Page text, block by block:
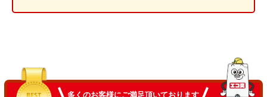
多くのお客様にご満足頂いております